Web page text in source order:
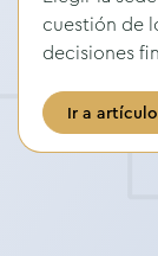
cuestión de
decisiones
Ir a artículo